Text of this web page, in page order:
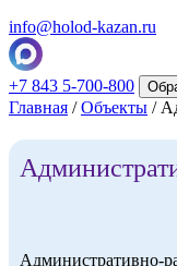
info@holod-kazan.ru
+7 843 5-700-800
Главная /Объекты /
Административно-